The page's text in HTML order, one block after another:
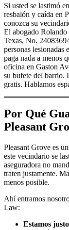
Si usted se lastimó
resbalón y caída en
conozca su
El abogado Rolando
Texas, No.
personas
paga nada a menos
oficina en Gaston
su bufete del barrio.
gratis. Hablamos
Por Qué
Pleasant
Pleasant Grove es
este vecindario se
aseguradora no
traten justamente.
menos posible.
Ahí entramos
Law:
Estamos